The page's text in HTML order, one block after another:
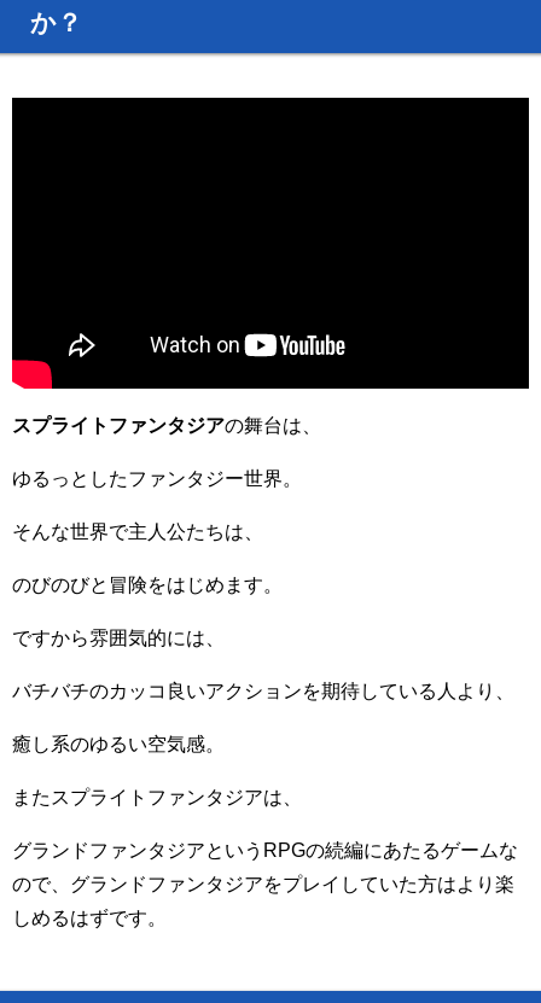
か？
スプライトファンタジアの舞台は、
ゆるっとしたファンタジー世界。
そんな世界で主人公たちは、
のびのびと冒険をはじめます。
ですから雰囲気的には、
バチバチのカッコ良いアクションを期待している人より、
癒し系のゆるい空気感。
またスプライトファンタジアは、
グランドファンタジアというRPGの続編にあたるゲームな
ので、グランドファンタジアをプレイしていた方はより楽
しめるはずです。